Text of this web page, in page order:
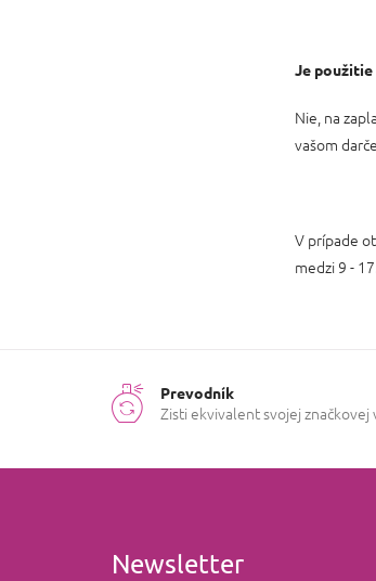
Je použitie
Nie, na
vašom
V prípade
medzi 9 -
Prevodník
Zisti ekvivalent svojej značkovej
Newsletter